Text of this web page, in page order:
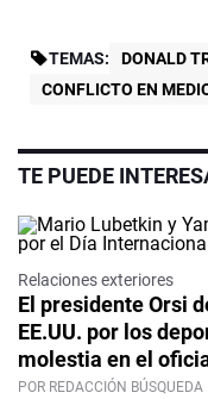
TEMAS: DONALD
CONFLICTO EN
TE PUEDE
Relaciones exteriores
El presidente Orsi
EE.UU. por los
molestia en el
POR REDACCIÓN BÚSQUEDA